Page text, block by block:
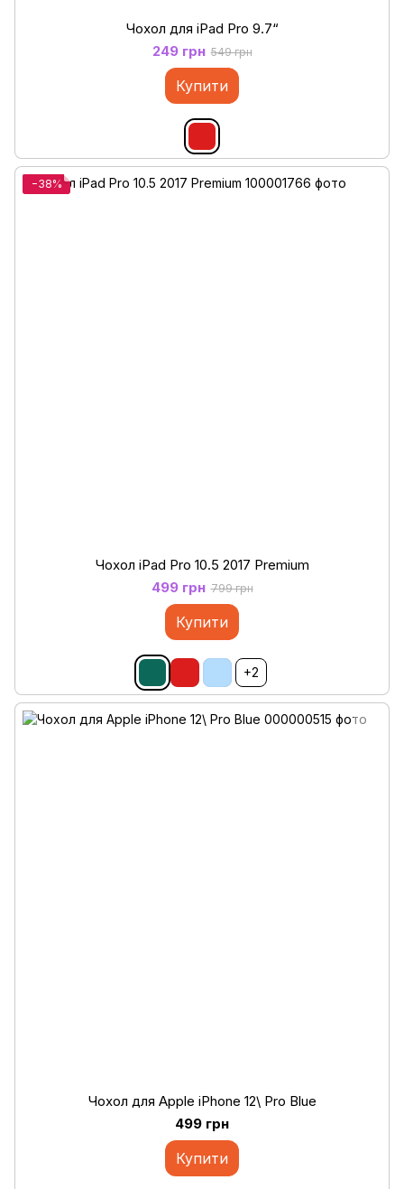
Чохол для iPad Pro 9.7“
249 грн 549 грн
Купити
−38%
Чохол iPad Pro 10.5 2017 Premium
499 грн 799 грн
Купити
+2
Чохол для Apple iPhone 12\ Pro Blue
499 грн
Купити